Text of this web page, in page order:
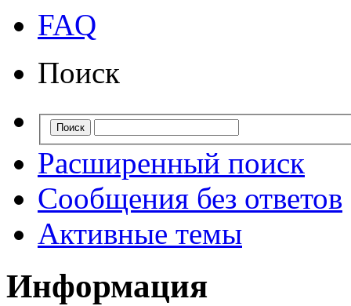
FAQ
Поиск
Расширенный поиск
Сообщения без ответов
Активные темы
Информация